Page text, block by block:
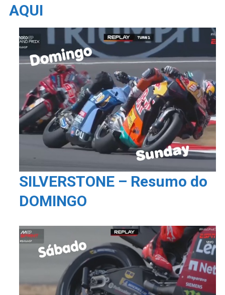
AQUI
SILVERSTONE – Resumo do
DOMINGO